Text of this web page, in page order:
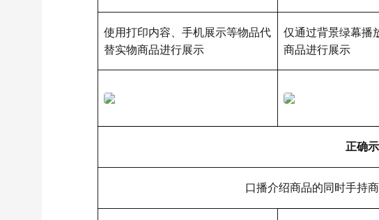
使用打印内容、手机展示等物品代
替实物商品进行展示
仅通过背景绿幕播
商品进行展示
正确
口播介绍商品的同时手持